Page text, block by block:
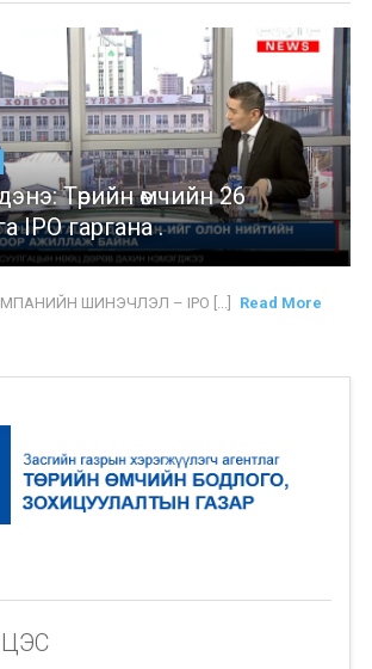
Төрийн өмчийн 26
IPO гаргана .
ШИНЭЧЛЭЛ – IPO [...] Read More
ЦЭС